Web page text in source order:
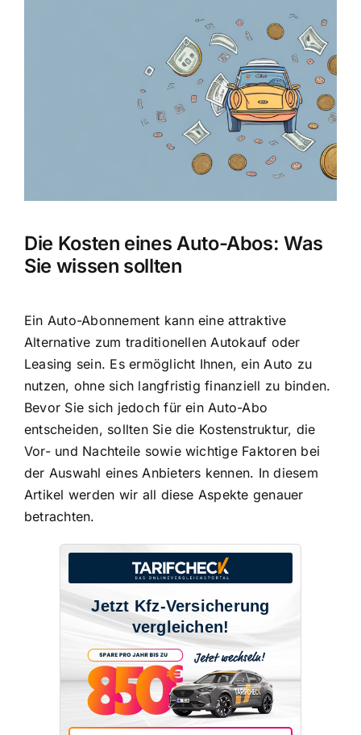
Die Kosten eines Auto-Abos: Was
Sie wissen sollten
Ein Auto-Abonnement kann eine attraktive
Alternative zum traditionellen Autokauf oder
Leasing sein. Es ermöglicht Ihnen, ein Auto zu
nutzen, ohne sich langfristig finanziell zu binden.
Bevor Sie sich jedoch für ein Auto-Abo
entscheiden, sollten Sie die Kostenstruktur, die
Vor- und Nachteile sowie wichtige Faktoren bei
der Auswahl eines Anbieters kennen. In diesem
Artikel werden wir all diese Aspekte genauer
betrachten.
Jetzt Kfz-Versicherung
vergleichen!